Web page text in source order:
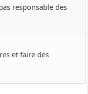
responsable des
et faire des